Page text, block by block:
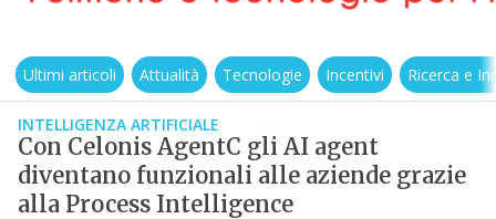
Ultimi articoli Attualità Tecnologie Incentivi Ricerca e
INTELLIGENZA ARTIFICIALE
Con Celonis AgentC gli AI agent
diventano funzionali alle aziende grazie
alla Process Intelligence